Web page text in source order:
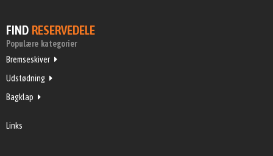
FIND RESERVEDELE
Populære kategorier
Bremseskiver
Udstødning
Bagklap
Links